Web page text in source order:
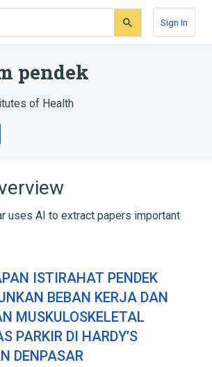
Sign In
pendek
of Health
uses AI to extract papers important
ISTIRAHAT PENDEK
BEBAN KERJA DAN
MUSKULOSKELETAL
PARKIR DI HARDY’S
DENPASAR